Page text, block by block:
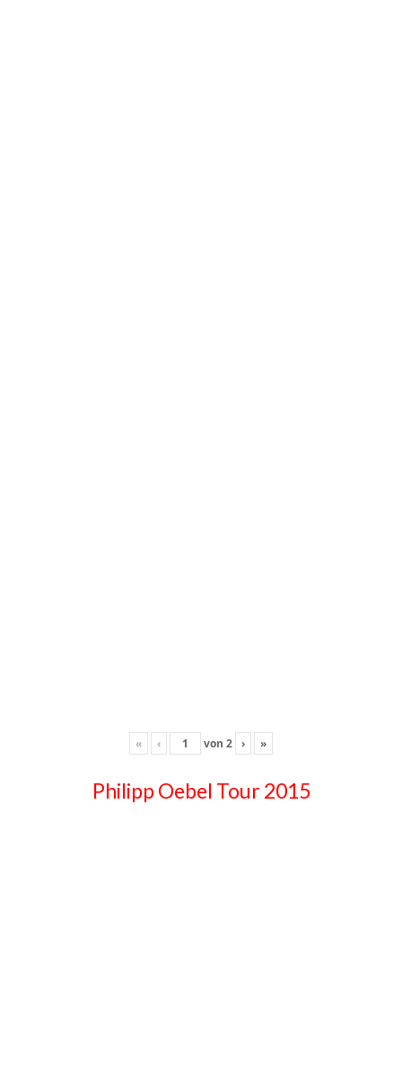
« ‹ von 2 › »
Philipp Oebel Tour 2015